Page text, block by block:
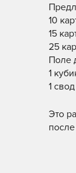
10
15
25
Поле
1
1
Это